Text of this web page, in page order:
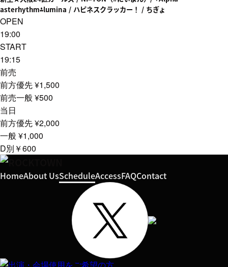
asterhythm⁂lumina / ハピネスクラッカー！ / ちぎょ
OPEN
19:00
START
19:15
前売
前方優先 ¥1,500
前売一般 ¥500
当日
前方優先 ¥2,000
一般 ¥1,000
D別￥600
HomeAbout UsScheduleAccessFAQContact